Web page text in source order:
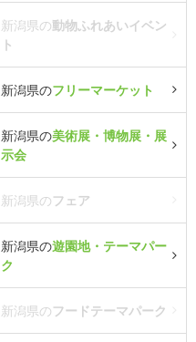
新潟県の動物ふれあいイベン
ト
新潟県のフリーマーケット
新潟県の美術展・博物展・展
示会
新潟県のフェア
新潟県の遊園地・テーマパー
ク
新潟県のフードテーマパーク